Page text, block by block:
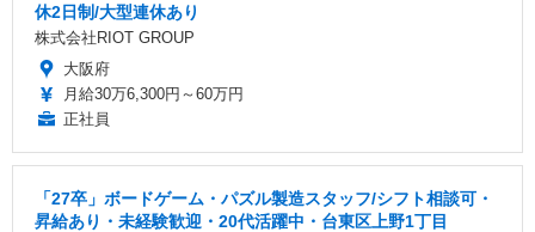
休2日制/大型連休あり
株式会社RIOT GROUP
大阪府
月給30万6,300円～60万円
正社員
「27卒」ボードゲーム・パズル製造スタッフ/シフト相談可・
昇給あり・未経験歓迎・20代活躍中・台東区上野1丁目